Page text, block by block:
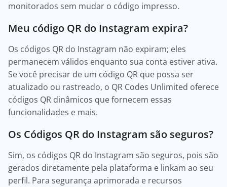
monitorados sem mudar o código impresso.
Meu código QR do Instagram expira?
Os códigos QR do Instagram não expiram; eles
permanecem válidos enquanto sua conta estiver ativa.
Se você precisar de um código QR que possa ser
atualizado ou rastreado, o QR Codes Unlimited oferece
códigos QR dinâmicos que fornecem essas
funcionalidades e mais.
Os Códigos QR do Instagram são seguros?
Sim, os códigos QR do Instagram são seguros, pois são
gerados diretamente pela plataforma e linkam ao seu
perfil. Para segurança aprimorada e recursos